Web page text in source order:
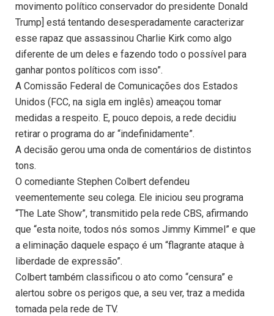
movimento político conservador do presidente Donald
Trump] está tentando desesperadamente caracterizar
esse rapaz que assassinou Charlie Kirk como algo
diferente de um deles e fazendo todo o possível para
ganhar pontos políticos com isso”.
A Comissão Federal de Comunicações dos Estados
Unidos (FCC, na sigla em inglês) ameaçou tomar
medidas a respeito. E, pouco depois, a rede decidiu
retirar o programa do ar “indefinidamente”.
A decisão gerou uma onda de comentários de distintos
tons.
O comediante Stephen Colbert defendeu
veementemente seu colega. Ele iniciou seu programa
“The Late Show”, transmitido pela rede CBS, afirmando
que “esta noite, todos nós somos Jimmy Kimmel” e que
a eliminação daquele espaço é um “flagrante ataque à
liberdade de expressão”.
Colbert também classificou o ato como “censura” e
alertou sobre os perigos que, a seu ver, traz a medida
tomada pela rede de TV.